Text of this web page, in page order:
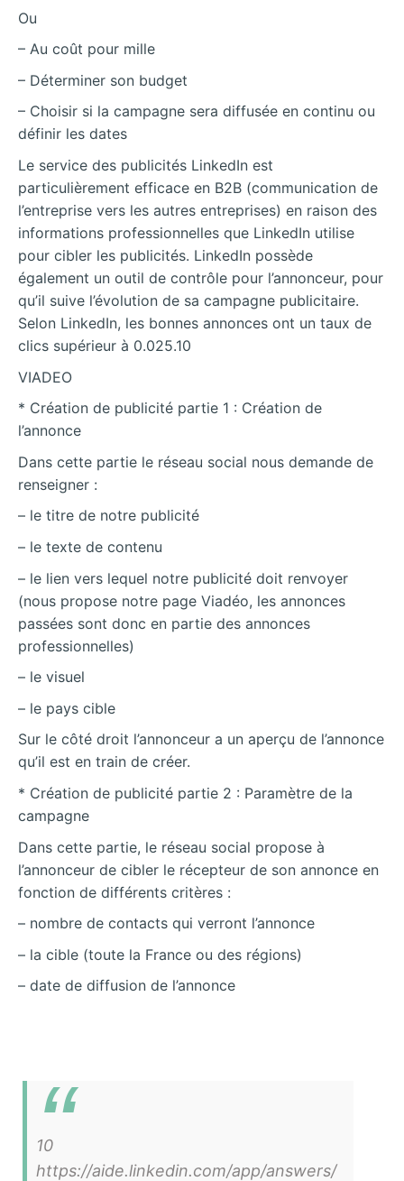
Ou
– Au coût pour mille
– Déterminer son budget
– Choisir si la campagne sera diffusée en continu ou
définir les dates
Le service des publicités LinkedIn est
particulièrement efficace en B2B (communication de
l’entreprise vers les autres entreprises) en raison des
informations professionnelles que LinkedIn utilise
pour cibler les publicités. LinkedIn possède
également un outil de contrôle pour l’annonceur, pour
qu’il suive l’évolution de sa campagne publicitaire.
Selon LinkedIn, les bonnes annonces ont un taux de
clics supérieur à 0.025.10
VIADEO
* Création de publicité partie 1 : Création de
l’annonce
Dans cette partie le réseau social nous demande de
renseigner :
– le titre de notre publicité
– le texte de contenu
– le lien vers lequel notre publicité doit renvoyer
(nous propose notre page Viadéo, les annonces
passées sont donc en partie des annonces
professionnelles)
– le visuel
– le pays cible
Sur le côté droit l’annonceur a un aperçu de l’annonce
qu’il est en train de créer.
* Création de publicité partie 2 : Paramètre de la
campagne
Dans cette partie, le réseau social propose à
l’annonceur de cibler le récepteur de son annonce en
fonction de différents critères :
– nombre de contacts qui verront l’annonce
– la cible (toute la France ou des régions)
– date de diffusion de l’annonce
10
https://aide.linkedin.com/app/answers/